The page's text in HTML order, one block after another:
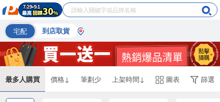
宅配 到店取貨
最多人購買 價格↓ 筆劃少 上架時間↓ 圖表 篩選